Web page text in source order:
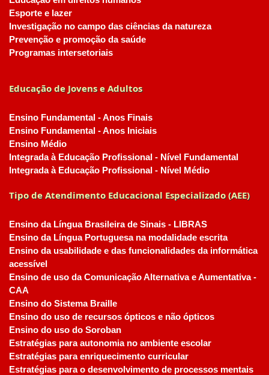
Esporte e lazer
Investigação no campo das ciências da natureza
Prevenção e promoção da saúde
Programas intersetoriais
Educação de Jovens e Adultos
Ensino Fundamental - Anos Finais
Ensino Fundamental - Anos Iniciais
Ensino Médio
Integrada à Educação Profissional - Nível Fundamental
Integrada à Educação Profissional - Nível Médio
Tipo de Atendimento Educacional Especializado (AEE)
Ensino da Língua Brasileira de Sinais - LIBRAS
Ensino da Língua Portuguesa na modalidade escrita
Ensino da usabilidade e das funcionalidades da informática
acessível
Ensino de uso da Comunicação Alternativa e Aumentativa -
CAA
Ensino do Sistema Braille
Ensino do uso de recursos ópticos e não ópticos
Ensino do uso do Soroban
Estratégias para autonomia no ambiente escolar
Estratégias para enriquecimento curricular
Estratégias para o desenvolvimento de processos mentais